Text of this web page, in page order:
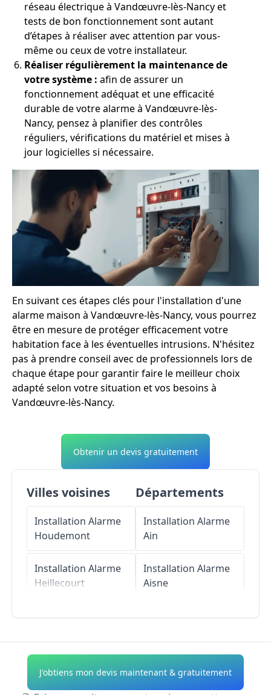
réseau électrique à Vandœuvre-lès-Nancy et
tests de bon fonctionnement sont autant
d’étapes à réaliser avec attention par vous-
même ou ceux de votre installateur.
Réaliser régulièrement la maintenance de
votre système : afin de assurer un
fonctionnement adéquat et une efficacité
durable de votre alarme à Vandœuvre-lès-
Nancy, pensez à planifier des contrôles
réguliers, vérifications du matériel et mises à
jour logicielles si nécessaire.
En suivant ces étapes clés pour l'installation d'une
alarme maison à Vandœuvre-lès-Nancy, vous pourrez
être en mesure de protéger efficacement votre
habitation face à les éventuelles intrusions. N'hésitez
pas à prendre conseil avec de professionnels lors de
chaque étape pour garantir faire le meilleur choix
adapté selon votre situation et vos besoins à
Vandœuvre-lès-Nancy.
Obtenir un devis gratuitement
Villes voisines
Installation Alarme
Houdemont
Installation Alarme
Heillecourt
Installation Alarme
Jarville-la-
Malgrange
Départements
Installation Alarme
Ain
Installation Alarme
Aisne
Installation Alarme
Alpes-de-Haute-
Provence
J'obtiens mon devis maintenant & gratuitement